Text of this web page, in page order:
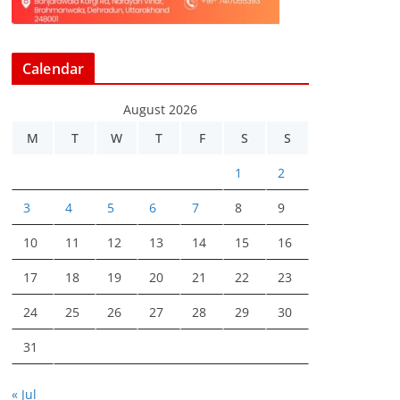
Calendar
August 2026
M
T W T F S S
1 2
3 4 5 6 7 8 9
10 11 12 13 14 15 16
17 18 19 20 21 22 23
24 25 26 27 28 29 30
31
« Jul